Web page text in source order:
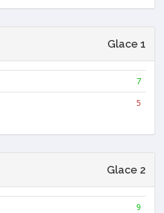
Glace 1
7
5
Glace 2
9